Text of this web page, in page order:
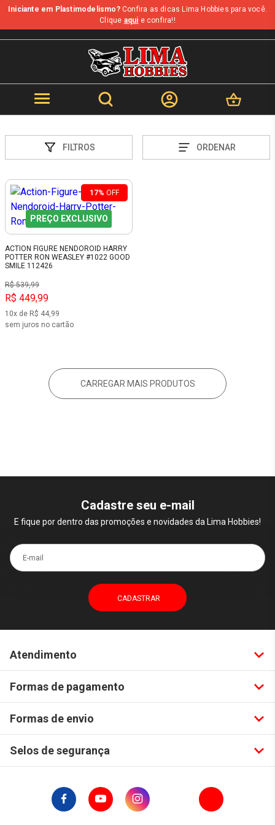
Iniciante em Plastimodelismo?Confira as dicas Lima Hobbies para você.
Clique aqui e confira!!
FILTROS ORDENAR
17% OFF
PREÇO EXCLUSIVO
ACTION FIGURE NENDOROID HARRY
POTTER RON WEASLEY #1022 GOOD
SMILE 112426
R$ 539,99
R$ 449,99
10x de R$ 44,99
sem juros no cartão
CARREGAR MAIS PRODUTOS
Cadastre seu e-mail
E fique por dentro das promoções e novidades da Lima Hobbies!
E-mail
Atendimento
Formas de pagamento
Formas de envio
Selos de segurança